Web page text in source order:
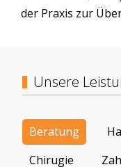
der Praxis zur
Unsere
Beratung
Chirugie